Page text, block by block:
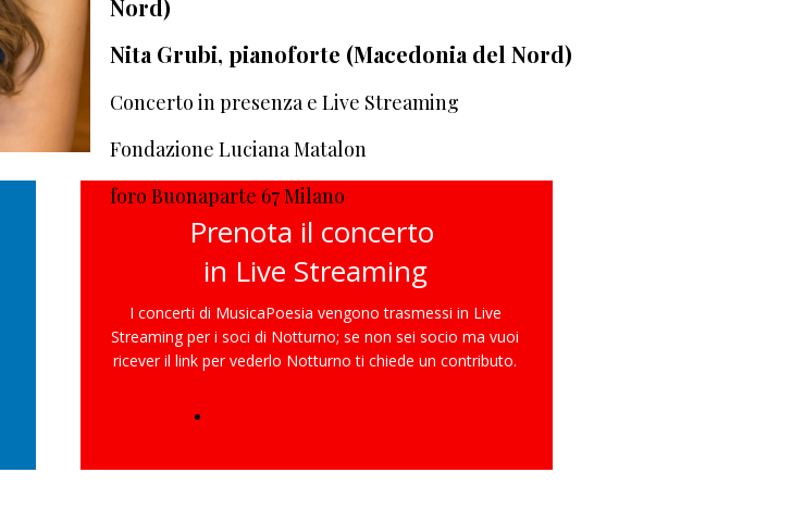
Nord)
Nita Grubi, pianoforte (Macedonia del Nord)
Concerto in presenza e Live Streaming
Fondazione Luciana Matalon
foro Buonaparte 67 Milano
Prenota il concerto
in Live Streaming
I concerti di MusicaPoesia vengono trasmessi in Live
Streaming per i soci di Notturno; se non sei socio ma vuoi
ricever il link per vederlo Notturno ti chiede un contributo.